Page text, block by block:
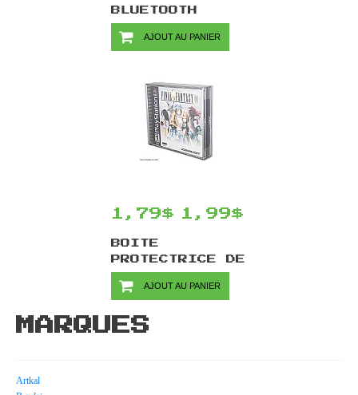
BLUETOOTH
OFFICIELLE
SONY / PS3
AJOUT AU PANIER
1,79$ 1,99$
BOITE
PROTECTRICE DE
PLASTIQUE
SOUPLE
POUR BOÎTE DE
AJOUT AU PANIER
MARQUES
Artkal